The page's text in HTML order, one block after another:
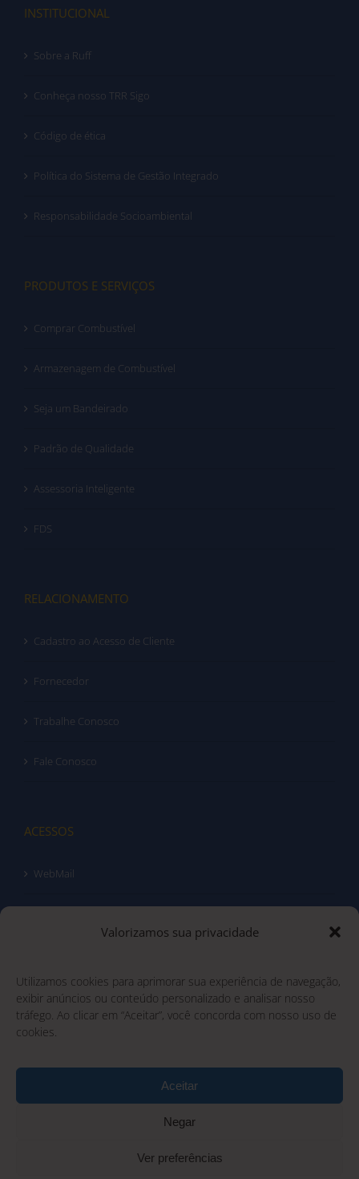
Valorizamos sua privacidade
Utilizamos cookies para aprimorar sua experiência de navegação,
exibir anúncios ou conteúdo personalizado e analisar nosso
tráfego. Ao clicar em “Aceitar”, você concorda com nosso uso de
cookies.
Aceitar
Negar
Ver preferências
INSTITUCIONAL
Sobre a Ruff
Conheça nosso TRR Sigo
Código de ética
Política do Sistema de Gestão Integrado
Responsabilidade Socioambiental
PRODUTOS E SERVIÇOS
Comprar Combustível
Armazenagem de Combustível
Seja um Bandeirado
Padrão de Qualidade
Assessoria Inteligente
FDS
RELACIONAMENTO
Cadastro ao Acesso de Cliente
Fornecedor
Trabalhe Conosco
Fale Conosco
ACESSOS
WebMail
Portal GED
Copyright 2025 Ruff | Todos os direitos Reservados |